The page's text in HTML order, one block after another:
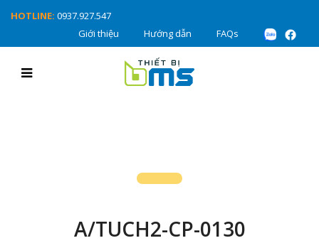
HOTLINE: 0937.927.547
Giới thiệu
Hướng dẫn FAQs
A/TUCH2-CP-0130